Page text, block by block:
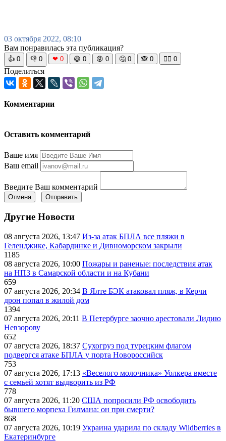
03 октября 2022, 08:10
Вам понравилась эта публикация?
👍 0 👎 0 ❤ 0 😆 0 😡 0 🤔 0 🙈 0 🧘‍♀️ 0
Поделиться
Комментарии
Оставить комментарий
Ваше имя
Ваш email
Введите Ваш комментарий
Отмена Отправить
Другие Новости
08 августа 2026, 13:47 Из-за атак БПЛА все пляжи в
Геленджике, Кабардинке и Дивноморском закрыли
1185
08 августа 2026, 10:00 Пожары и раненые: последствия атак
на НПЗ в Самарской области и на Кубани
659
07 августа 2026, 20:34 В Ялте БЭК атаковал пляж, в Керчи
дрон попал в жилой дом
1394
07 августа 2026, 20:11 В Петербурге заочно арестовали Лидию
Невзорову
652
07 августа 2026, 18:37 Сухогруз под турецким флагом
подвергся атаке БПЛА у порта Новороссийск
753
07 августа 2026, 17:13 «Веселого молочника» Уолкера вместе
с семьей хотят выдворить из РФ
778
07 августа 2026, 11:20 США попросили РФ освободить
бывшего морпеха Гилмана: он при смерти?
868
07 августа 2026, 10:19 Украина ударила по складу Wildberries в
Екатеринбурге